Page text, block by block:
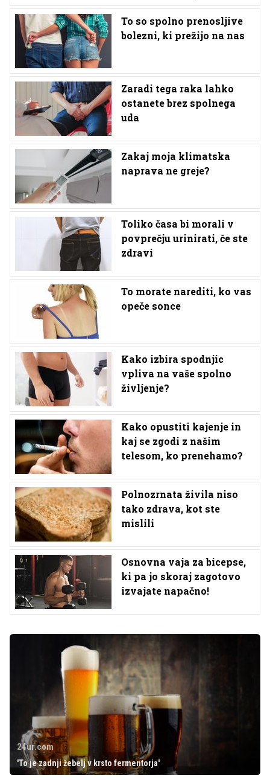
To so spolno prenosljive
bolezni, ki prežijo na nas
Zaradi tega raka lahko
ostanete brez spolnega
uda
Zakaj moja klimatska
naprava ne greje?
Toliko časa bi morali v
povprečju urinirati, če ste
zdravi
To morate narediti, ko vas
opeče sonce
Kako izbira spodnjic
vpliva na vaše spolno
življenje?
Kako opustiti kajenje in
kaj se zgodi z našim
telesom, ko prenehamo?
Polnozrnata živila niso
tako zdrava, kot ste
mislili
Osnovna vaja za bicepse,
ki pa jo skoraj zagotovo
izvajate napačno!
24ur.com
'To je zadnji žebelj v krsto fermentorja'